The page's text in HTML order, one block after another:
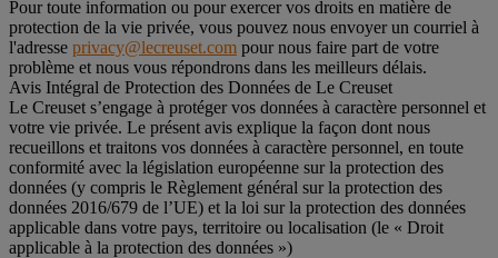
Pour toute information ou pour exercer vos droits en matière de
protection de la vie privée, vous pouvez nous envoyer un courriel à
l'adresse privacy@lecreuset.com pour nous faire part de votre
problème et nous vous répondrons dans les meilleurs délais.
Avis Intégral de Protection des Données de Le Creuset
Le Creuset s’engage à protéger vos données à caractère personnel et
votre vie privée. Le présent avis explique la façon dont nous
recueillons et traitons vos données à caractère personnel, en toute
conformité avec la législation européenne sur la protection des
données (y compris le Règlement général sur la protection des
données 2016/679 de l’UE) et la loi sur la protection des données
applicable dans votre pays, territoire ou localisation (le « Droit
applicable à la protection des données »)